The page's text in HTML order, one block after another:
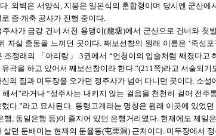
. 외벽은 서양식, 지붕은 일본식의 혼합형이며 당시엔 군산
증‧개축 공사가 진행 중이다.
사가 금강 건너 서천 용댕이(龍塘)에서 군산으로 건너와 첫
자살 충동을 느끼던 곳이다. 째보선창의 원래 이름은 ‘죽성
조정래의 「아리랑」 3권에서 “언청이의 입술처럼 째졌다고
곽을 하고 있어서 째보선창이라 한다.”(211쪽)라고 서술되기
의 집과 미두장을 오가던 정주사가 넘어 다니던 곳이다. 소
서”라거나 “정주사는 내키지 않는 걸음을 천천히 걸어 전주
다.”라고 묘사된다. 동령고개라는 명칭은 원래 이곳에 있었
행, 동일은행 등)이 줄지어 있던 은행거리였다. 현재에도 제일
살던 둔배미는 현재의 둔율동(屯栗洞) 근처이다. 미두장에서